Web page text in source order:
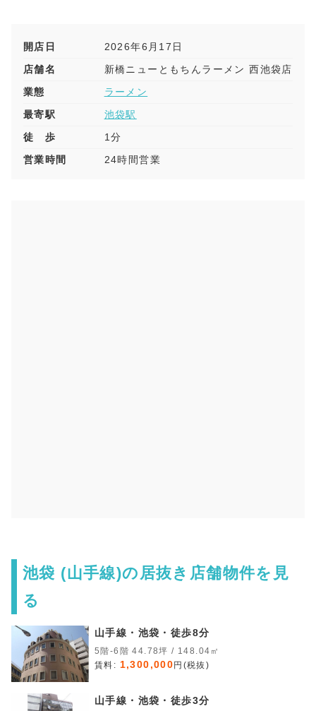
開店日
2026年6月17日
店舗名
新橋ニューともちんラーメン 西池袋店
業態
ラーメン
最寄駅
池袋駅
徒 歩
1分
営業時間
24時間営業
池袋 (山手線)の居抜き店舗物件を見
る
山手線・池袋・徒歩8分
5階-6階 44.78坪 / 148.04㎡
賃料: 1,300,000 円(税抜)
山手線・池袋・徒歩3分